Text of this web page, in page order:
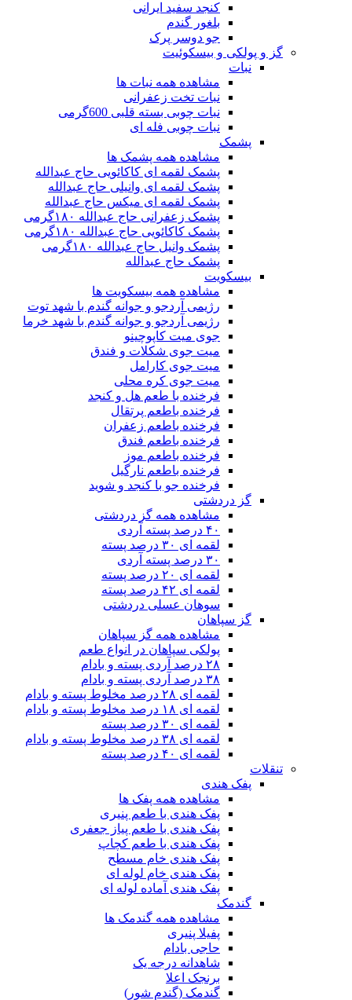
کنجد سفید ایرانی
بلغور گندم
جو دوسر پرک
گز و پولکی و بیسکوئیت
نبات
مشاهده همه نبات ها
نبات تخت زعفرانی
نبات چوبی بسته قلبی 600گرمی
نبات چوبی فله ای
پشمک
مشاهده همه پشمک ها
پشمک لقمه ای کاکائویی حاج عبدالله
پشمک لقمه ای وانیلی حاج عبدالله
پشمک لقمه ای میکس حاج عبدالله
پشمک زعفرانی حاج عبدالله ۱۸۰گرمی
پشمک کاکائویی حاج عبدالله ۱۸۰گرمی
پشمک وانیل حاج عبدالله ۱۸۰گرمی
پشمک حاج عبدالله
بیسکویت
مشاهده همه بیسکویت ها
رژیمی آردجو و جوانه گندم با شهد توت
رژیمی آردجو و جوانه گندم با شهد خرما
جوی میت کاپوچینو
میت جوی شکلات و فندق
میت جوی کارامل
میت جوی کره محلی
فرخنده با طعم هل و کنجد
فرخنده باطعم پرتقال
فرخنده باطعم زعفران
فرخنده باطعم فندق
فرخنده باطعم موز
فرخنده باطعم نارگیل
فرخنده جو با کنجد و شوید
گز دردشتی
مشاهده همه گز دردشتی
۴۰ درصد پسته آردی
لقمه ای ۳۰ درصد پسته
۳۰ درصد پسته آردی
لقمه ای ۲۰ درصد پسته
لقمه ای ۴۲ درصد پسته
سوهان عسلی دردشتی
گز سپاهان
مشاهده همه گز سپاهان
پولکی سپاهان در انواع طعم
۲۸ درصد آردی پسته و بادام
۳۸ درصد آردی پسته و بادام
لقمه ای ۲۸ درصد مخلوط پسته و بادام
لقمه ای ۱۸ درصد مخلوط پسته و بادام
لقمه ای ۳۰ درصد پسته
لقمه ای ۳۸ درصد مخلوط پسته و بادام
لقمه ای ۴۰ درصد پسته
تنقلات
پفک هندی
مشاهده همه پفک ها
پفک هندی با طعم پنیری
پفک هندی با طعم پیاز جعفری
پفک هندی با طعم کچاپ
پفک هندی خام مسطح
پفک هندی خام لوله ای
پفک هندی آماده لوله ای
گندمک
مشاهده همه گندمک ها
پفیلا پنیری
حاجی بادام
شاهدانه درجه یک
برنجک اعلا
گندمک (گندم شور)